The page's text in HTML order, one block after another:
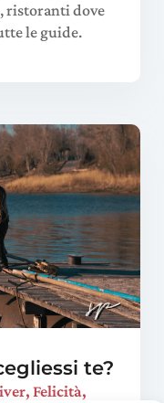
ristoranti dove
le guide.
te?
,Felicità,